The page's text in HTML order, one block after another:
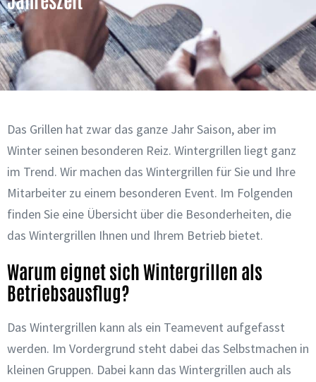
Das Grillen hat zwar das ganze Jahr Saison, aber im
Winter seinen besonderen Reiz. Wintergrillen liegt ganz
im Trend. Wir machen das Wintergrillen für Sie und Ihre
Mitarbeiter zu einem besonderen Event. Im Folgenden
finden Sie eine Übersicht über die Besonderheiten, die
das Wintergrillen Ihnen und Ihrem Betrieb bietet.
Warum eignet sich Wintergrillen als
Betriebsausflug?
Das Wintergrillen kann als ein Teamevent aufgefasst
werden. Im Vordergrund steht dabei das Selbstmachen in
kleinen Gruppen. Dabei kann das Wintergrillen auch als